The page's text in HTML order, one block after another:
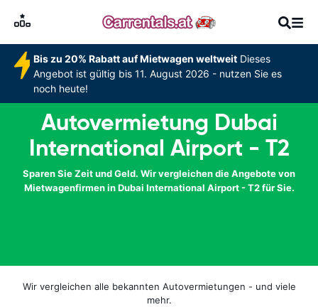
Bis zu 20% Rabatt auf Mietwagen weltweitDieses
Angebot ist gültig bis 11. August 2026 - nutzen Sie es
noch heute!
Autovermietung Dubai
International Airport - T2
Sparen Sie Zeit und Geld. Wir vergleichen die Angebote von
Mietwagenfirmen in Dubai International Airport - T2 für Sie.
Wir vergleichen alle bekannten Autovermietungen - und viele
mehr.